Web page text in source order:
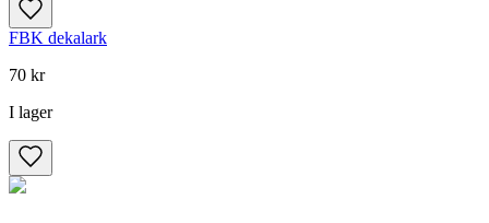
FBK dekalark
70 kr
I lager